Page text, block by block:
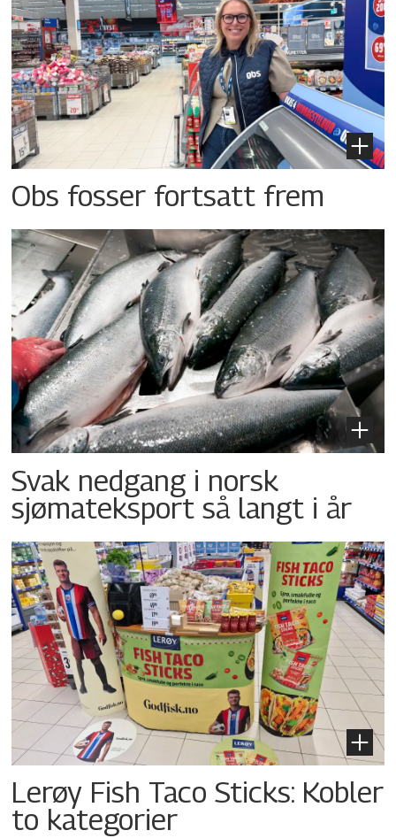
Obs fosser fortsatt frem
Svak nedgang i norsk
sjømateksport så langt i år
Lerøy Fish Taco Sticks: Kobler
to kategorier